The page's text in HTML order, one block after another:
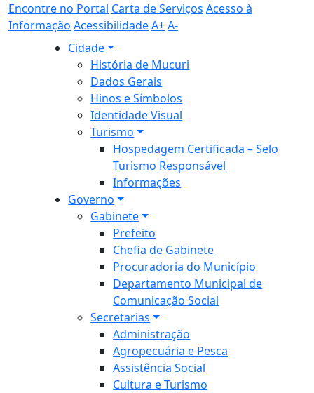
Encontre no Portal Carta de Serviços Acesso à
Informação AcessibilidadeA+A-
Cidade
História de Mucuri
Dados Gerais
Hinos e Símbolos
Identidade Visual
Turismo
Hospedagem Certificada – Selo
Turismo Responsável
Informações
Governo
Gabinete
Prefeito
Chefia de Gabinete
Procuradoria do Município
Departamento Municipal de
Comunicação Social
Secretarias
Administração
Agropecuária e Pesca
Assistência Social
Cultura e Turismo